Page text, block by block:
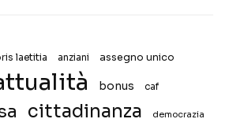
laetitia anziani assegno unico
bonus caf
cittadinanza democrazia